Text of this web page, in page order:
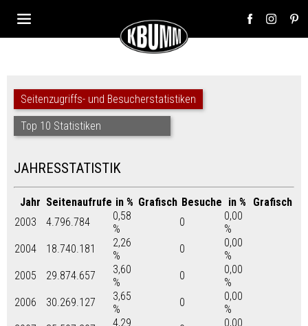
Seitenzugriffs- und Besucherstatistiken
Top 10 Statistiken
JAHRESSTATISTIK
Jahr Seitenaufrufe in % Grafisch Besuche in %
Grafisch
2003
4.796.784
0,58
%
0
0,00
%
2004
18.740.181
2,26
%
0
0,00
%
2005
29.874.657
3,60
%
0
0,00
%
2006
30.269.127
3,65
%
0
0,00
%
4,29
0,00